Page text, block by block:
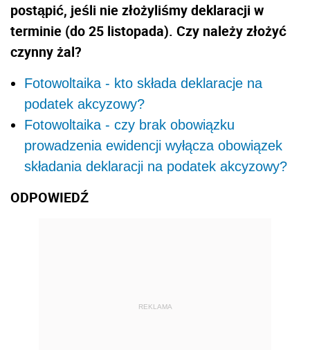
postąpić, jeśli nie złożyliśmy deklaracji w
terminie (do 25 listopada). Czy należy złożyć
czynny żal?
Fotowoltaika - kto składa deklaracje na
podatek akcyzowy?
Fotowoltaika - czy brak obowiązku
prowadzenia ewidencji wyłącza obowiązek
składania deklaracji na podatek akcyzowy?
ODPOWIEDŹ
REKLAMA